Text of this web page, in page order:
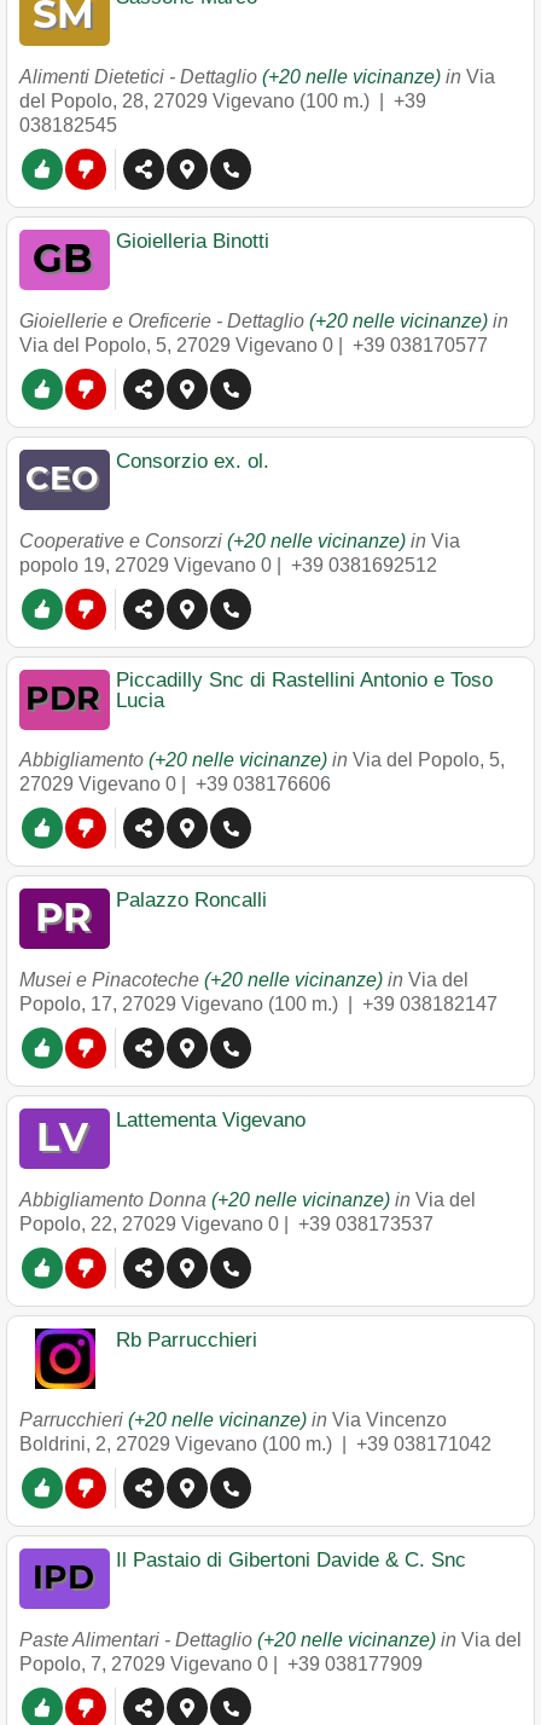
Alimenti Dietetici - Dettaglio (+20 nelle vicinanze) in Via
del Popolo, 28, 27029 Vigevano (100 m.) | +39
038182545
Gioielleria Binotti
Gioiellerie e Oreficerie - Dettaglio (+20 nelle vicinanze) in
Via del Popolo, 5, 27029 Vigevano 0 | +39 038170577
Consorzio ex. ol.
Cooperative e Consorzi (+20 nelle vicinanze) in Via
popolo 19, 27029 Vigevano 0 | +39 0381692512
Piccadilly Snc di Rastellini Antonio e Toso
Lucia
Abbigliamento (+20 nelle vicinanze) in Via del Popolo, 5,
27029 Vigevano 0 | +39 038176606
Palazzo Roncalli
Musei e Pinacoteche (+20 nelle vicinanze) in Via del
Popolo, 17, 27029 Vigevano (100 m.) | +39 038182147
Lattementa Vigevano
Abbigliamento Donna (+20 nelle vicinanze) in Via del
Popolo, 22, 27029 Vigevano 0 | +39 038173537
Rb Parrucchieri
Parrucchieri (+20 nelle vicinanze) in Via Vincenzo
Boldrini, 2, 27029 Vigevano (100 m.) | +39 038171042
Il Pastaio di Gibertoni Davide & C. Snc
Paste Alimentari - Dettaglio (+20 nelle vicinanze) in Via del
Popolo, 7, 27029 Vigevano 0 | +39 038177909